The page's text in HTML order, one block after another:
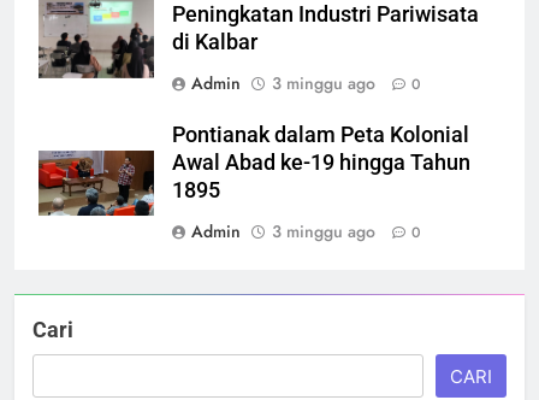
Peningkatan Industri Pariwisata
di Kalbar
Admin
3 minggu ago 0
Pontianak dalam Peta Kolonial
Awal Abad ke-19 hingga Tahun
1895
Admin
3 minggu ago 0
Cari
CARI